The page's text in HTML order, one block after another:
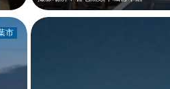
市